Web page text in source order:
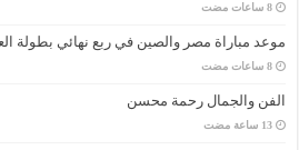
‏8 ساعات مضت
موعد مباراة مصر والصين في ربع نهائي بطولة
‏8 ساعات مضت
الفن والجمال رحمة محسن
‏13 ساعة مضت